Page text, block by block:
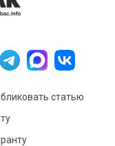
статью